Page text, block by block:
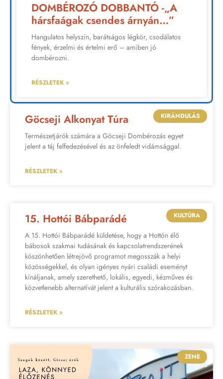
DOMBÉROZÓ DOBBANTÓ -„A
hársfaágak csendes árnyán…”
Hangulatos helyszín, barátságos légkör, csodálatos
fények, érzelmi és értelmi erő – amiben jó
dombérozni.
RÉSZLETEK »
KIRÁNDULÁS
Göcseji Alkonyat Túra
Természetjárók számára a Göcseji Dombérozás egyet
jelent a táj felfedezésével és az önfeledt vidámsággal.
RÉSZLETEK »
KULTÚRA
15. Hottói Bábparádé
A 15. Hottói Bábparádé küldetése, hogy a Hottón élő
bábosok szakmai tudásának és kapcsolatrendszerének
köszönhetően létrejövő programot megosszák a helyi
közösségekkel, és olyan igényes nyári családi eseményt
kínáljanak, amely szerethető, lokális, egyedi, kézműves és
közvetlenebb alternatívát jelent a kulturális szórakozásban.
RÉSZLETEK »
ZENE